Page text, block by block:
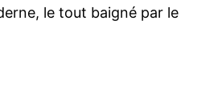
le tout baigné par le